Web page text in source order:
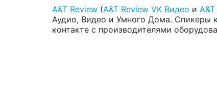
A&T Review (A&T Review VK Видео и
Аудио, Видео и Умного Дома. Спикеры
контакте с производителями